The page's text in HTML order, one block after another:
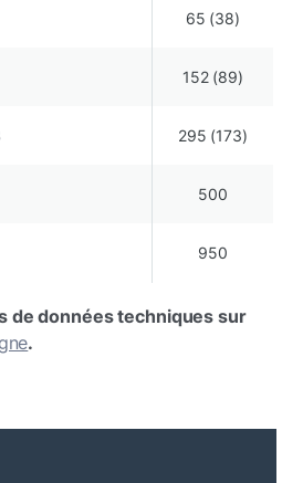
65 (38)
152 (89)
295 (173)
500
950
de données techniques sur
.